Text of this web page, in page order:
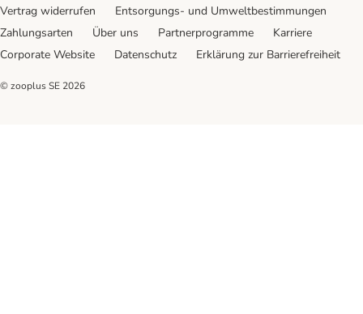
Vertrag widerrufen
Entsorgungs- und Umweltbestimmungen
Zahlungsarten
Über uns Partnerprogramme
Karriere
Corporate Website
Datenschutz Erklärung zur Barrierefreiheit
© zooplus SE 2026